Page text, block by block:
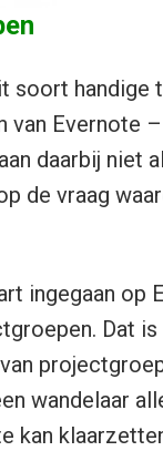
handige
van Evernote
daarbij niet
de vraag
ingegaan op
Dat
wandelaar
kan